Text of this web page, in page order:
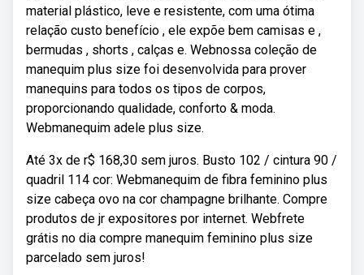
material plástico, leve e resistente, com uma ótima
relação custo benefício , ele expõe bem camisas e ,
bermudas , shorts , calças e. Webnossa coleção de
manequim plus size foi desenvolvida para prover
manequins para todos os tipos de corpos,
proporcionando qualidade, conforto & moda.
Webmanequim adele plus size.
Até 3x de r$ 168,30 sem juros. Busto 102 / cintura 90 /
quadril 114 cor: Webmanequim de fibra feminino plus
size cabeça ovo na cor champagne brilhante. Compre
produtos de jr expositores por internet. Webfrete
grátis no dia compre manequim feminino plus size
parcelado sem juros!